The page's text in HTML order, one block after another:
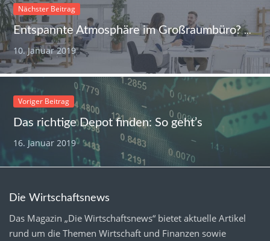
Nächster Beitrag
Entspannte Atmosphäre im Großraumbüro? – Tipps für mehr Zufriedenheit im Open Office
10. Januar 2019
Voriger Beitrag
Das richtige Depot finden: So geht’s
16. Januar 2019
Die Wirtschaftsnews
Das Magazin „Die Wirtschaftsnews“ bietet aktuelle Artikel
rund um die Themen Wirtschaft und Finanzen sowie